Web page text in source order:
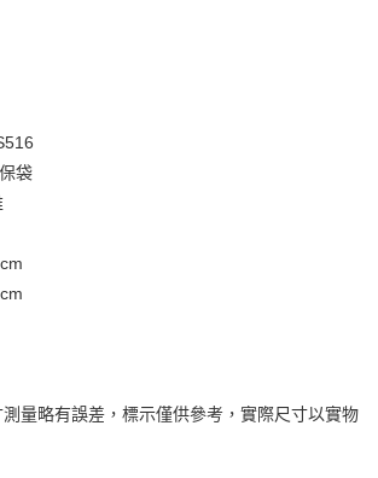
明】
提供，台灣大哥大用戶可立即使用無須另外申請。
付你分期」，訂單成立後會自動跳轉到大哥付的交易
，選擇欲分期的期數、繳款截止日，確認付款後即完
期數及費用金額請依後續交易確認頁面所載為準。
未通過狀況，表示未達大哥付你分期系統評分，恕無
付」】
收到商品之後才付款」的支付方式。 讓您購物簡單
員、不需綁卡、不需儲值。
／服務後，再付款。
袋
量略有誤差，標示僅供參考，實際尺寸以實物